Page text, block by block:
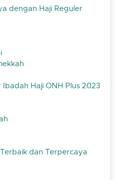
dengan Haji Reguler
Haji ONH Plus 2023
dan Terpercaya